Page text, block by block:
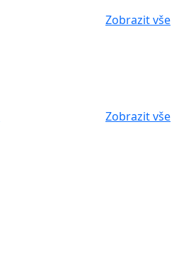
Zobrazit vše
Zobrazit vše